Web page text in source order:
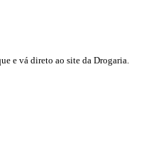
e vá direto ao site da Drogaria.